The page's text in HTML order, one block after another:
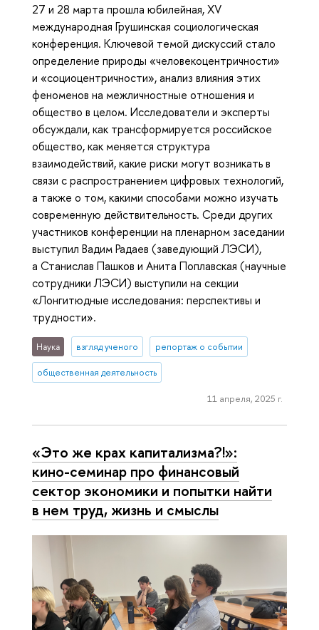
27 и 28 марта прошла юбилейная, XV
международная Грушинская социологическая
конференция. Ключевой темой дискуссий стало
определение природы «человекоцентричности»
и «социоцентричности», анализ влияния этих
феноменов на межличностные отношения и
общество в целом. Исследователи и эксперты
обсуждали, как трансформируется российское
общество, как меняется структура
взаимодействий, какие риски могут возникать в
связи с распространением цифровых технологий,
а также о том, какими способами можно изучать
современную действительность. Среди других
участников конференции на пленарном заседании
выступил Вадим Радаев (заведующий ЛЭСИ),
а Станислав Пашков и Анита Поплавская (научные
сотрудники ЛЭСИ) выступили на секции
«Лонгитюдные исследования: перспективы и
трудности».
Наука взгляд ученого репортаж о событии
общественная деятельность
11 апреля, 2025 г.
«Это же крах капитализма?!»:
кино-семинар про финансовый
сектор экономики и попытки найти
в нем труд, жизнь и смыслы